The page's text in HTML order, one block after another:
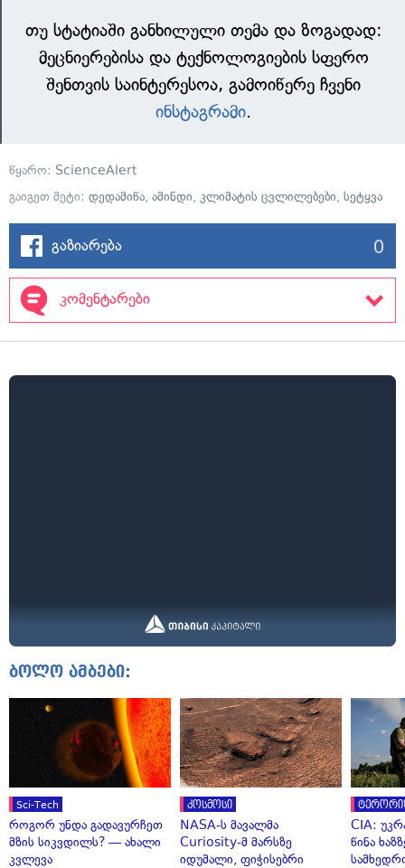
თუ სტატიაში განხილული თემა და ზოგადად:
მეცნიერებისა და ტექნოლოგიების სფერო
შენთვის საინტერესოა, გამოიწერე ჩვენი
ინსტაგრამი.
წყარო: ScienceAlert
გაიგეთ მეტი: დედამიწა, ამინდი, კლიმატის ცვლილებები, სეტყვა
გაზიარება 0
კომენტარები
ბოლო ამბები:
Sci-Tech
როგორ უნდა გადავურჩეთ
მზის სიკვდილს? — ახალი
კვლევა
კოსმოსი
NASA-ს მავალმა
Curiosity-მ მარსზე
იდუმალი, ფიჭისებრი
CIA:
წინა